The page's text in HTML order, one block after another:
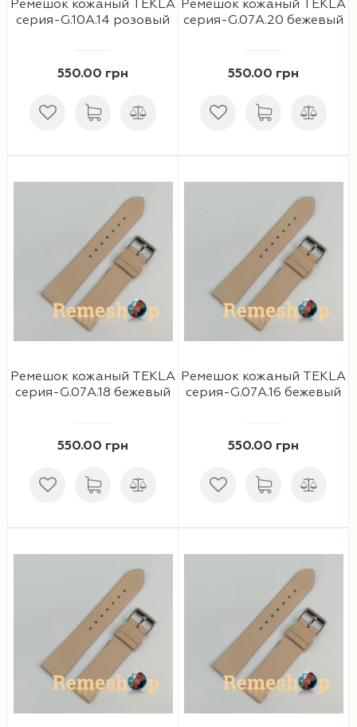
Ремешок кожаный TEKLA
серия-G.10A.14 розовый
550.00 грн
Ремешок кожаный TEKLA
серия-G.07A.20 бежевый
550.00 грн
Ремешок кожаный TEKLA
серия-G.07A.18 бежевый
550.00 грн
Ремешок кожаный TEKLA
серия-G.07A.16 бежевый
550.00 грн